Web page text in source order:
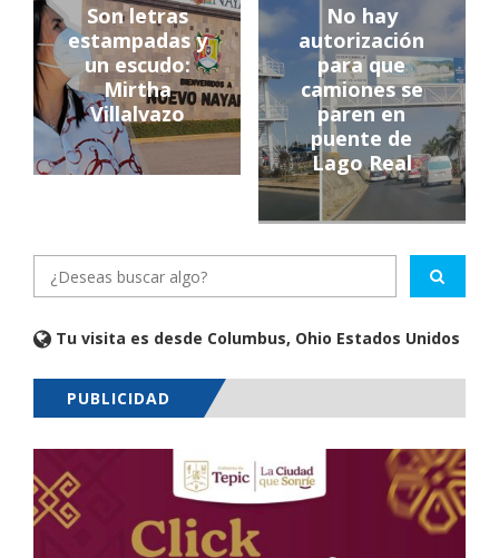
Son letras
estampadas y
un escudo:
Mirtha
Villalvazo
No hay
autorización
para que
camiones se
paren en
puente de
Lago Real
Tu visita es desde Columbus, Ohio Estados Unidos
PUBLICIDAD